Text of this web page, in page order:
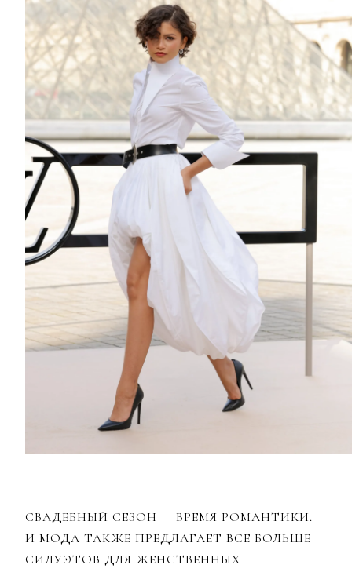
СВАДЕБНЫЙ СЕЗОН — ВРЕМЯ РОМАНТИКИ.
И МОДА ТАКЖЕ ПРЕДЛАГАЕТ ВСЕ БОЛЬШЕ
СИЛУЭТОВ ДЛЯ ЖЕНСТВЕННЫХ